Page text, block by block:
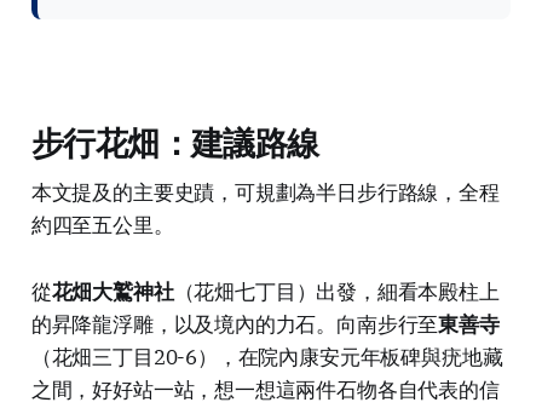
步行花畑：建議路線
本文提及的主要史蹟，可規劃為半日步行路線，全程
約四至五公里。
從花畑大鷲神社（花畑七丁目）出發，細看本殿柱上
的昇降龍浮雕，以及境內的力石。向南步行至東善寺
（花畑三丁目20-6），在院內康安元年板碑與疣地藏
之間，好好站一站，想一想這兩件石物各自代表的信